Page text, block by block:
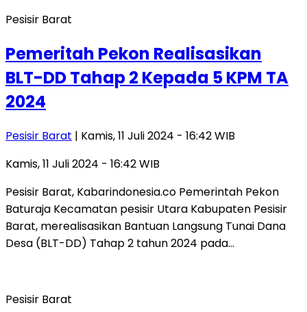
Pesisir Barat
Pemeritah Pekon Realisasikan
BLT-DD Tahap 2 Kepada 5 KPM TA
2024
Pesisir Barat | Kamis, 11 Juli 2024 - 16:42 WIB
Kamis, 11 Juli 2024 - 16:42 WIB
Pesisir Barat, Kabarindonesia.co Pemerintah Pekon
Baturaja Kecamatan pesisir Utara Kabupaten Pesisir
Barat, merealisasikan Bantuan Langsung Tunai Dana
Desa (BLT-DD) Tahap 2 tahun 2024 pada…
Pesisir Barat